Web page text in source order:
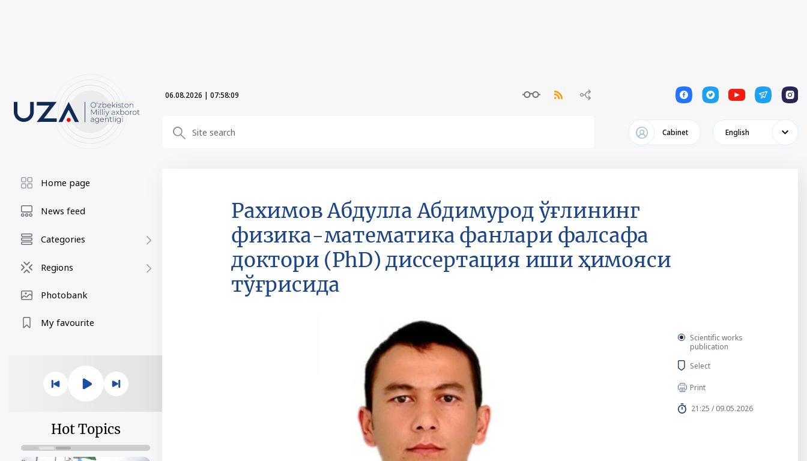
06.08.2026 | 07:58:10 1 1 1 1 1
Cabinet English
Home page
News feed
Categories
Regions
Photobank
My favourite
Hot Topics
Рахимов Aбдулла Aбдимурод ўғлининг
физика-математика фанлари фалсафа
доктори (PhD) диссертация иши ҳимояси
тўғрисида
Scientific works
publication
Select
Print
21:25 / 09.05.2026